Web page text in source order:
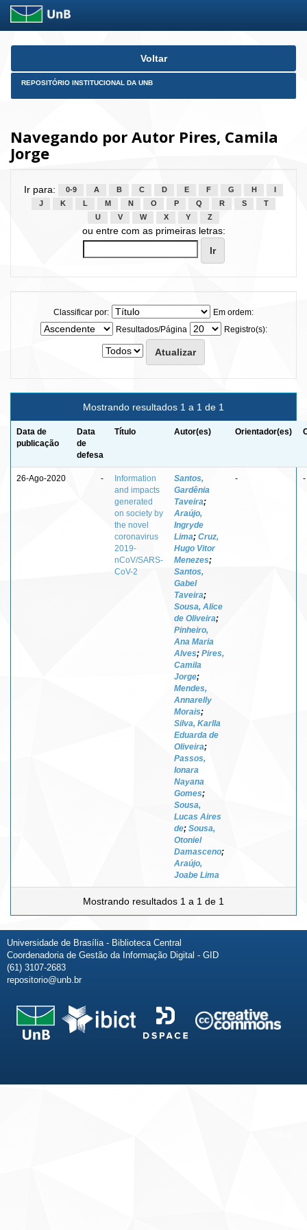
Skip
Voltar
REPOSITÓRIO INSTITUCIONAL DA UNB
Navegando por Autor Pires, Camila
Jorge
Ir para: 0-9 A B C D E F G H
J
K L M N O P Q R S
T
U
V W X Y Z
ou entre com as primeiras letras:
Classificar por:
Em ordem:
Resultados/Página
Registro(s):
Mostrando resultados 1 a 1 de 1
Data de
publicação
Data
de
defesa
Título Autor(es) Orientador(es)
26-Ago-2020 -
Information
and impacts
generated
on society by
the novel
coronavirus
2019-
nCoV/SARS-
CoV-2
Santos,
Gardênia
Taveira;
Araújo,
Ingryde
Lima; Cruz,
Hugo Vitor
Menezes;
Santos,
Gabel
Taveira;
Sousa, Alice
de Oliveira;
Pinheiro,
Ana Maria
Alves; Pires,
Camila
Jorge;
Mendes,
Annarelly
Morais;
Silva, Karlla
Eduarda de
Oliveira;
Passos,
Ionara
Nayana
Gomes;
Sousa,
Lucas Aires
de; Sousa,
Otoniel
Damasceno;
Araújo,
Joabe Lima
- -
Mostrando resultados 1 a 1 de 1
Universidade de Brasília - Biblioteca Central
Coordenadoria de Gestão da Informação Digital - GID
(61) 3107-2683
repositorio@unb.br